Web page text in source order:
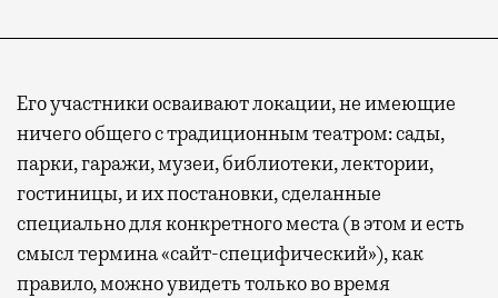
Его участники осваивают локации, не имеющие
ничего общего с традиционным театром: сады,
парки, гаражи, музеи, библиотеки, лектории,
гостиницы, и их постановки, сделанные
специально для конкретного места (в этом и есть
смысл термина «сайт-специфический»), как
правило, можно увидеть только во время